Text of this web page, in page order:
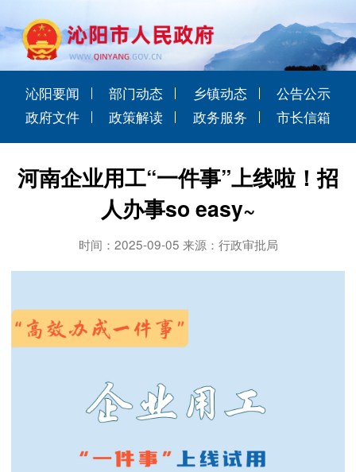
沁阳要闻 部门动态 乡镇动态
公告公示
政府文件
政策解读 政务服务 市长信箱
河南企业用工“一件事”上线啦！招
人办事so easy~
时间：2025-09-05 来源：行政审批局